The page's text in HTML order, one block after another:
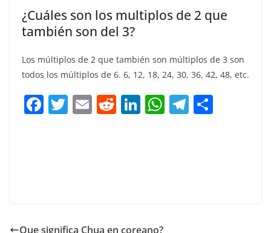
¿Cuáles son los multiplos de 2 que
también son del 3?
Los múltiplos de 2 que también son múltiplos de 3 son
todos los múltiplos de 6. 6, 12, 18, 24, 30, 36, 42, 48, etc.
F
o
T E R Li W T
Que significa Chua en coreano?